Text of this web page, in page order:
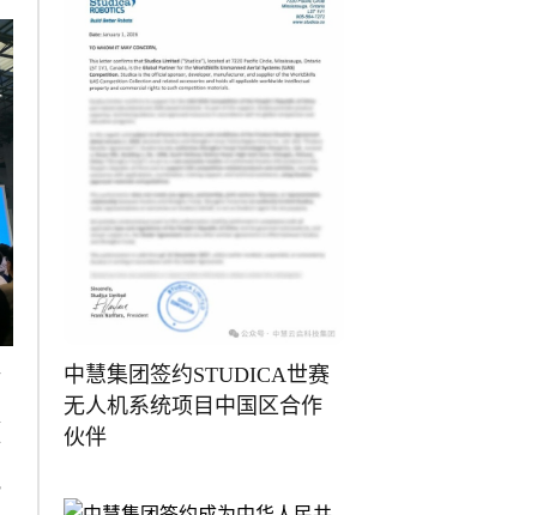
中慧集团签约STUDICA世赛
无人机系统项目中国区合作
伙伴